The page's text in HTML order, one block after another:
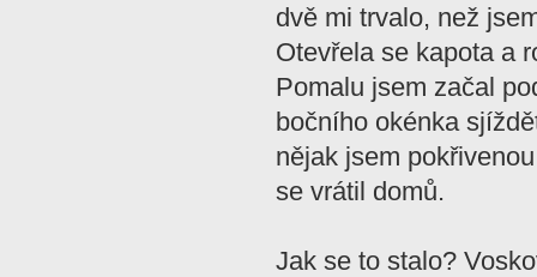
dvě mi trvalo, než
Otevřela se kapota a
Pomalu jsem začal
bočního okénka
nějak jsem
se vrátil domů.
Jak se to stalo?